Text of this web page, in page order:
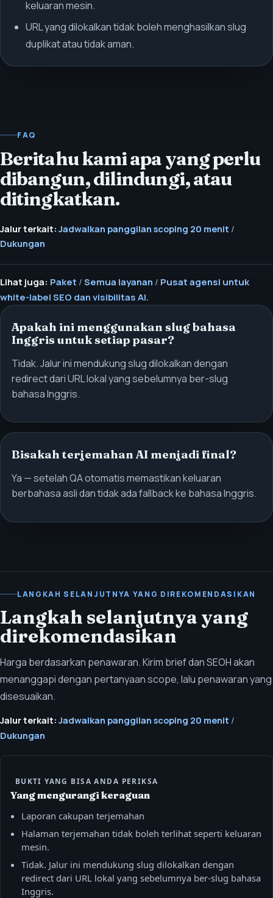
keluaran mesin.
URL yang dilokalkan tidak boleh menghasilkan slug
duplikat atau tidak aman.
FAQ
Beritahu kami apa yang perlu
dibangun, dilindungi, atau
ditingkatkan.
Jalur terkait: Jadwalkan panggilan scoping 20 menit /
Dukungan
Lihat juga: Paket / Semua layanan / Pusat agensi untuk
white-label SEO dan visibilitas AI.
Apakah ini menggunakan slug bahasa
Inggris untuk setiap pasar?
Tidak. Jalur ini mendukung slug dilokalkan dengan
redirect dari URL lokal yang sebelumnya ber-slug
bahasa Inggris.
Bisakah terjemahan AI menjadi final?
Ya — setelah QA otomatis memastikan keluaran
berbahasa asli dan tidak ada fallback ke bahasa Inggris.
LANGKAH SELANJUTNYA YANG DIREKOMENDASIKAN
Langkah selanjutnya yang
direkomendasikan
Harga berdasarkan penawaran. Kirim brief dan SEOH akan
menanggapi dengan pertanyaan scope, lalu penawaran yang
disesuaikan.
Jalur terkait: Jadwalkan panggilan scoping 20 menit /
Dukungan
BUKTI YANG BISA ANDA PERIKSA
Yang mengurangi keraguan
Laporan cakupan terjemahan
Halaman terjemahan tidak boleh terlihat seperti keluaran
mesin.
Tidak. Jalur ini mendukung slug dilokalkan dengan
redirect dari URL lokal yang sebelumnya ber-slug bahasa
Inggris.